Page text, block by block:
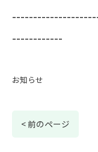
------------
お知らせ
< 前のページ